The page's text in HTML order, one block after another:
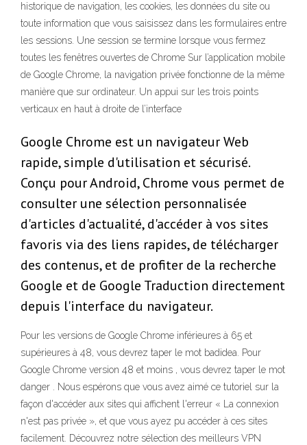
historique de navigation, les cookies, les données du site ou
toute information que vous saisissez dans les formulaires entre
les sessions. Une session se termine lorsque vous fermez
toutes les fenêtres ouvertes de Chrome Sur l’application mobile
de Google Chrome, la navigation privée fonctionne de la même
manière que sur ordinateur. Un appui sur les trois points
verticaux en haut à droite de l’interface
Google Chrome est un navigateur Web
rapide, simple d'utilisation et sécurisé.
Conçu pour Android, Chrome vous permet de
consulter une sélection personnalisée
d'articles d'actualité, d'accéder à vos sites
favoris via des liens rapides, de télécharger
des contenus, et de profiter de la recherche
Google et de Google Traduction directement
depuis l'interface du navigateur.
Pour les versions de Google Chrome inférieures à 65 et
supérieures à 48, vous devrez taper le mot badidea. Pour
Google Chrome version 48 et moins , vous devrez taper le mot
danger . Nous espérons que vous avez aimé ce tutoriel sur la
façon d'accéder aux sites qui affichent l'erreur « La connexion
n'est pas privée », et que vous ayez pu accéder à ces sites
facilement. Découvrez notre sélection des meilleurs VPN